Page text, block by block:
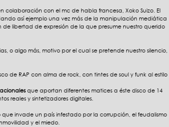
colaboración con el mc de habla francesa, Xoko Suizo. El
así ejemplo una vez más de la manipulación mediática
libertad de expresión de la que presume nuestro querido
o algo más, motivo por el cual se pretende nuestro silencio,
de RAP con alma de rock, con tintes de soul y funk al estilo
que aportan diferentes matices a éste disco de 14
reales y sintetizadores digitales.
que invade un país infestado por la corrupción, el feudalismo
y el miedo.